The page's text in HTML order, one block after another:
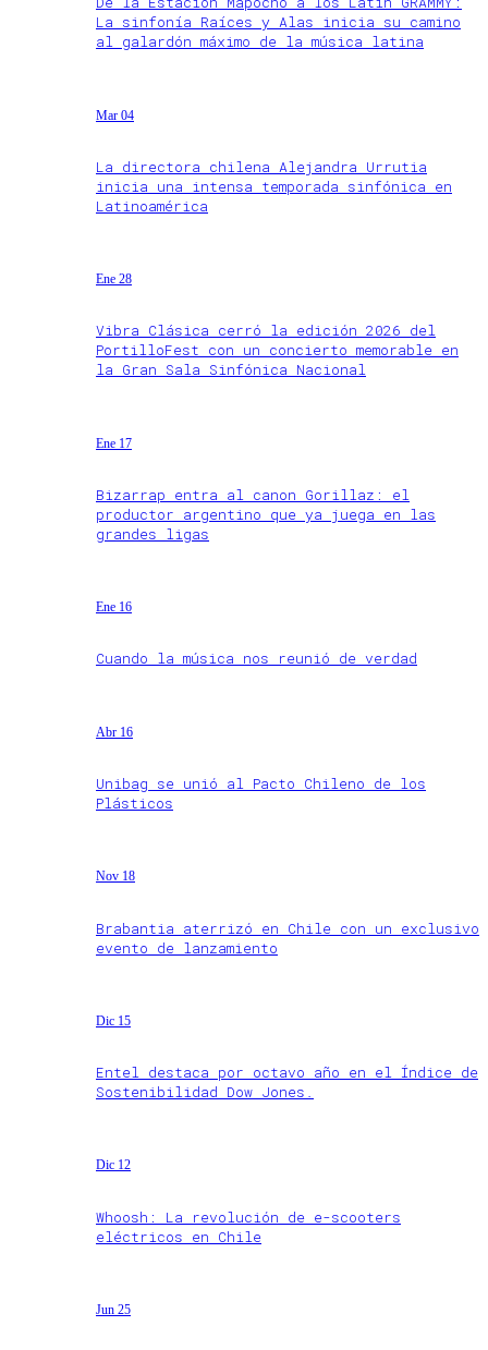
La sinfonía Raíces y Alas inicia su camino
al galardón máximo de la música latina
Mar 04
La directora chilena Alejandra Urrutia
inicia una intensa temporada sinfónica en
Latinoamérica
Ene 28
Vibra Clásica cerró la edición 2026 del
PortilloFest con un concierto memorable en
la Gran Sala Sinfónica Nacional
Ene 17
Bizarrap entra al canon Gorillaz: el
productor argentino que ya juega en las
grandes ligas
Ene 16
Cuando la música nos reunió de verdad
Abr 16
Unibag se unió al Pacto Chileno de los
Plásticos
Nov 18
Brabantia aterrizó en Chile con un exclusivo
evento de lanzamiento
Dic 15
Entel destaca por octavo año en el Índice de
Sostenibilidad Dow Jones.
Dic 12
Whoosh: La revolución de e-scooters
eléctricos en Chile
Jun 25